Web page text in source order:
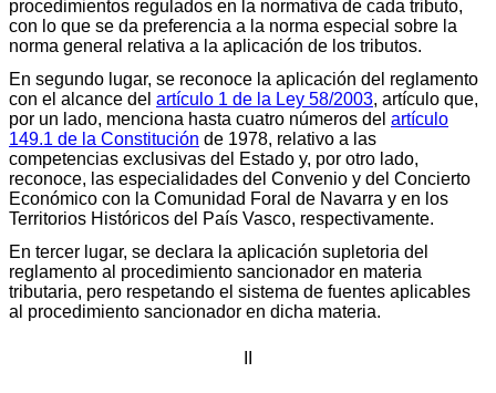
procedimientos regulados en la normativa de cada tributo,
con lo que se da preferencia a la norma especial sobre la
norma general relativa a la aplicación de los tributos.
En segundo lugar, se reconoce la aplicación del reglamento
con el alcance del artículo 1 de la Ley 58/2003, artículo que,
por un lado, menciona hasta cuatro números del artículo
149.1 de la Constitución de 1978, relativo a las
competencias exclusivas del Estado y, por otro lado,
reconoce, las especialidades del Convenio y del Concierto
Económico con la Comunidad Foral de Navarra y en los
Territorios Históricos del País Vasco, respectivamente.
En tercer lugar, se declara la aplicación supletoria del
reglamento al procedimiento sancionador en materia
tributaria, pero respetando el sistema de fuentes aplicables
al procedimiento sancionador en dicha materia.